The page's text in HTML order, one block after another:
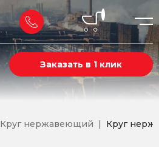
Заказать в 1 клик
Круг нержавеющий Круг